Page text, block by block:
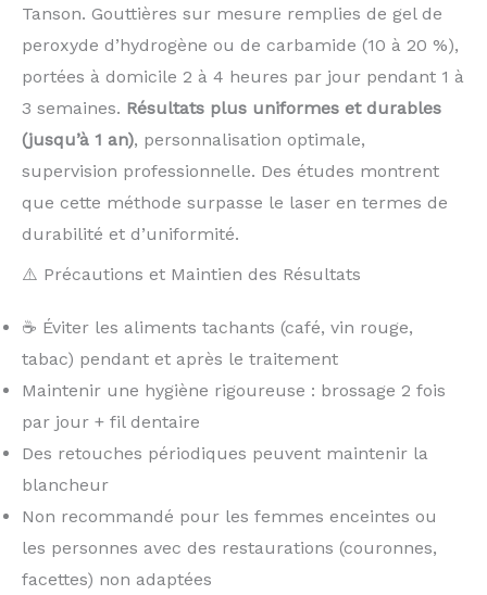
Tanson. Gouttières sur mesure remplies de gel de
peroxyde d’hydrogène ou de carbamide (10 à 20 %),
portées à domicile 2 à 4 heures par jour pendant 1 à
3 semaines. Résultats plus uniformes et durables
(jusqu’à 1 an), personnalisation optimale,
supervision professionnelle. Des études montrent
que cette méthode surpasse le laser en termes de
durabilité et d’uniformité.
⚠️ Précautions et Maintien des Résultats
☕ Éviter les aliments tachants (café, vin rouge,
tabac) pendant et après le traitement
Maintenir une hygiène rigoureuse : brossage 2 fois
par jour + fil dentaire
Des retouches périodiques peuvent maintenir la
blancheur
Non recommandé pour les femmes enceintes ou
les personnes avec des restaurations (couronnes,
facettes) non adaptées